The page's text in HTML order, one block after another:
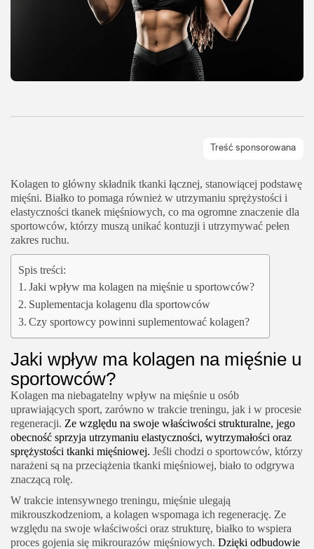
Kolagen to główny składnik tkanki łącznej, stanowiącej podstawę
mięśni. Białko to pomaga również w utrzymaniu sprężystości i
elastyczności tkanek mięśniowych, co ma ogromne znaczenie dla
sportowców, którzy muszą unikać kontuzji i utrzymywać pełen
zakres ruchu.
Spis treści:
Jaki wpływ ma kolagen na mięśnie u sportowców?
Suplementacja kolagenu dla sportowców
Czy sportowcy powinni suplementować kolagen?
Jaki wpływ ma kolagen na mięśnie u
sportowców?
Kolagen ma niebagatelny wpływ na mięśnie u osób
uprawiających sport, zarówno w trakcie treningu, jak i w procesie
regeneracji. Ze względu na swoje właściwości strukturalne, jego
obecność sprzyja utrzymaniu elastyczności, wytrzymałości oraz
sprężystości tkanki mięśniowej. Jeśli chodzi o sportowców, którzy
narażeni są na przeciążenia tkanki mięśniowej, biało to odgrywa
znaczącą rolę.
W trakcie intensywnego treningu, mięśnie ulegają
mikrouszkodzeniom, a kolagen wspomaga ich regenerację. Ze
względu na swoje właściwości oraz strukturę, białko to wspiera
proces gojenia się mikrourazów mięśniowych. Dzięki odbudowie